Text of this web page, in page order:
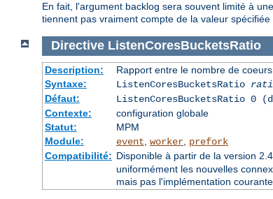
En fait, l'argument backlog sera souvent limité à
tiennent pas vraiment compte de la valeur
Directive ListenCoresBucketsRatio
Description:
Rapport entre le nombre de
Syntaxe:
ListenCoresBucketsRatio
Défaut:
ListenCoresBucketsRatio 0
Contexte:
configuration globale
Statut:
MPM
Module:
event worker, prefork
Compatibilité: Disponible à partir de la version
uniformément les nouvelles
mais pas l'implémentation